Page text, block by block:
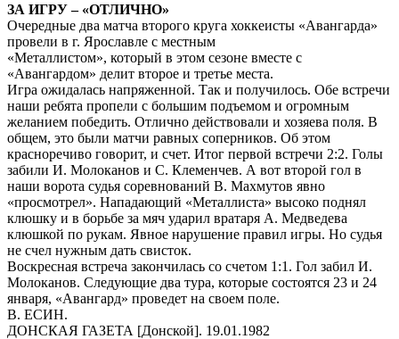
ЗА ИГРУ – «ОТЛИЧНО»
Очередные два матча второго круга хоккеисты «Авангарда»
провели в г. Ярославле с местным
«Металлистом», который в этом сезоне вместе с
«Авангардом» делит второе и третье места.
Игра ожидалась напряженной. Так и получилось. Обе встречи
наши ребята пропели с большим подъемом и огромным
желанием победить. Отлично действовали и хозяева поля. В
общем, это были матчи равных соперников. Об этом
красноречиво говорит, и счет. Итог первой встречи 2:2. Голы
забили И. Молоканов и С. Клеменчев. А вот второй гол в
наши ворота судья соревнований В. Махмутов явно
«просмотрел». Нападающий «Металлиста» высоко поднял
клюшку и в борьбе за мяч ударил вратаря А. Медведева
клюшкой по рукам. Явное нарушение правил игры. Но судья
не счел нужным дать свисток.
Воскресная встреча закончилась со счетом 1:1. Гол забил И.
Молоканов. Следующие два тура, которые состоятся 23 и 24
января, «Авангард» проведет на своем поле.
В. ЕСИН.
ДОНСКАЯ ГАЗЕТА [Донской]. 19.01.1982